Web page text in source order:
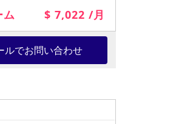
ム $ 7,022 /月
ルでお問い合わせ